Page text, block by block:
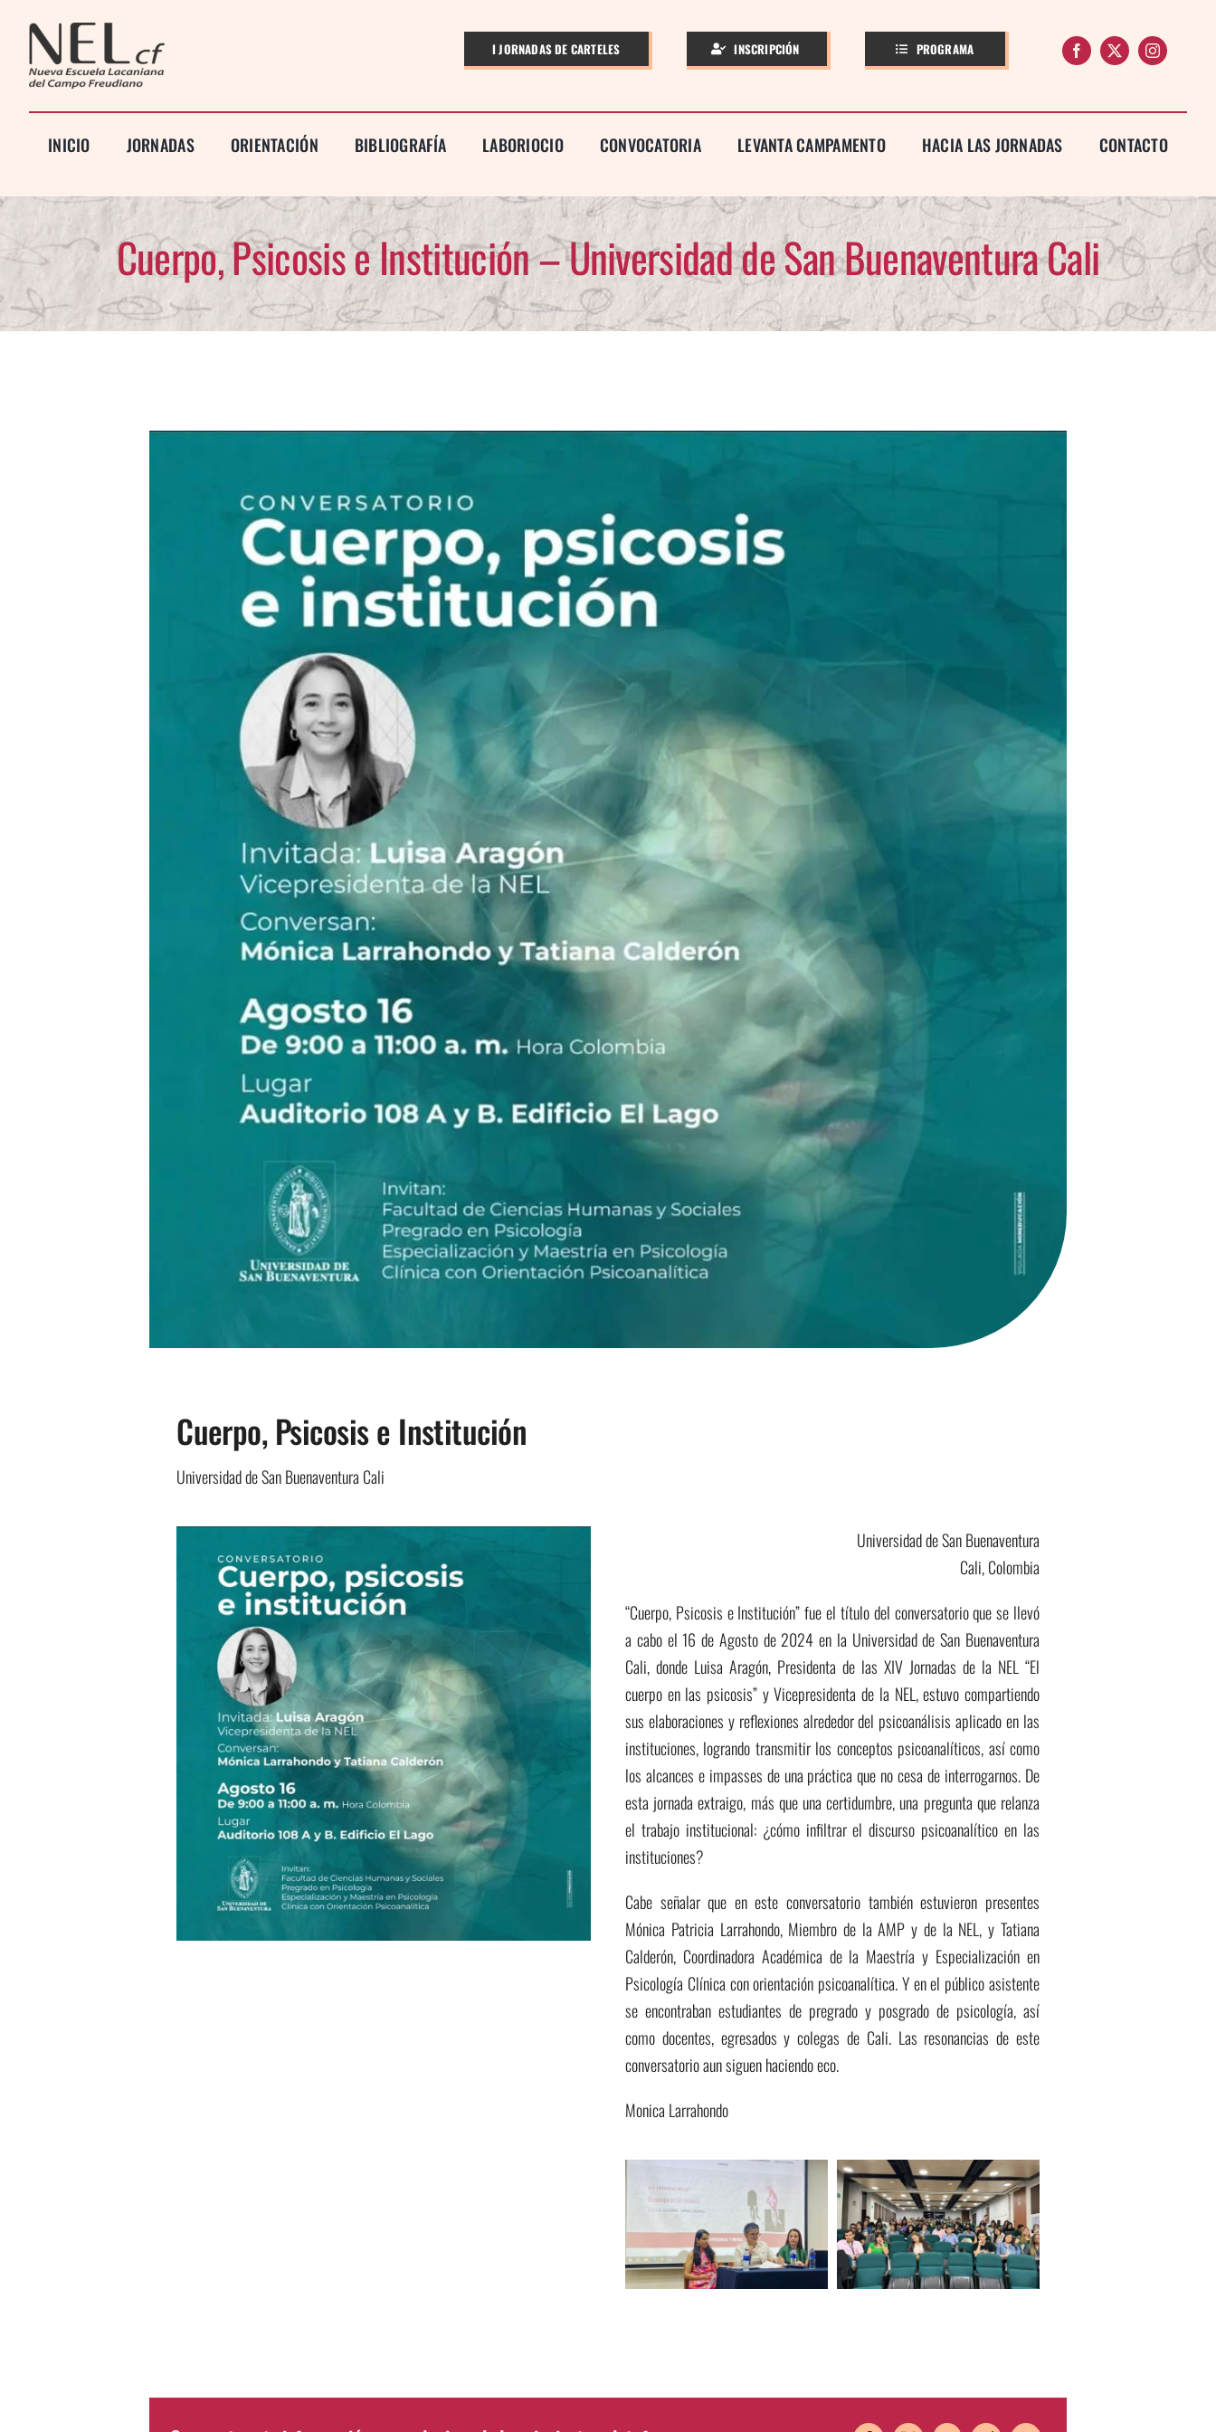
contenido
I JORNADAS DE CARTELES INSCRIPCIÓN PROGRAMA
INICIO JORNADAS ORIENTACIÓN BIBLIOGRAFÍA LABORIOCIO CONVOCATORIA LEVANTA CAMPAMENTO HACIA LAS JORNADAS CONTACTO
Cuerpo, Psicosis e Institución – Universidad de San Buenaventura Cali
Cuerpo, Psicosis e Institución
Universidad de San Buenaventura Cali
Universidad de San Buenaventura
Cali, Colombia
“Cuerpo, Psicosis e Institución” fue el título del conversatorio que se llevó
a cabo el 16 de Agosto de 2024 en la Universidad de San Buenaventura
Cali, donde Luisa Aragón, Presidenta de las XIV Jornadas de la NEL “El
cuerpo en las psicosis” y Vicepresidenta de la NEL, estuvo compartiendo
sus elaboraciones y reflexiones alrededor del psicoanálisis aplicado en las
instituciones, logrando transmitir los conceptos psicoanalíticos, así como
los alcances e impasses de una práctica que no cesa de interrogarnos. De
esta jornada extraigo, más que una certidumbre, una pregunta que relanza
el trabajo institucional: ¿cómo infiltrar el discurso psicoanalítico en las
instituciones?
Cabe señalar que en este conversatorio también estuvieron presentes
Mónica Patricia Larrahondo, Miembro de la AMP y de la NEL, y Tatiana
Calderón, Coordinadora Académica de la Maestría y Especialización en
Psicología Clínica con orientación psicoanalítica. Y en el público asistente
se encontraban estudiantes de pregrado y posgrado de psicología, así
como docentes, egresados y colegas de Cali. Las resonancias de este
conversatorio aun siguen haciendo eco.
Monica Larrahondo